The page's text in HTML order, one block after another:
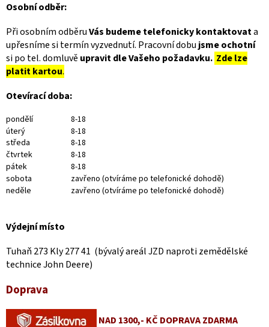
Osobní odběr:
Při osobním odběruVás budeme telefonicky kontaktovata
upřesníme si termín vyzvednutí. Pracovní dobu jsme ochotní
si po tel. domluvě upravit dle Vašeho požadavku. Zde lze
platit kartou.
Otevírací doba:
pondělí
8-18
úterý
8-18
středa
8-18
čtvrtek
8-18
pátek
8-18
sobota
zavřeno (otvíráme po telefonické dohodě)
neděle
zavřeno (otvíráme po telefonické dohodě)
Výdejní místo
Tuhaň 273 Kly 277 41 (bývalý areál JZD naprotizemědělské
techniceJohn Deere)
Doprava
NAD 1300,- KČ DOPRAVA ZDARMA